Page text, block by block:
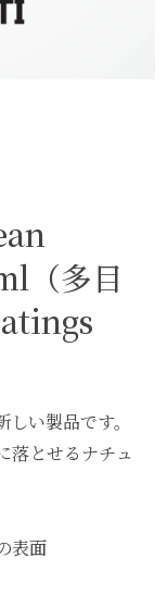
（多目
い製品です。
落とせるナチュ
表面